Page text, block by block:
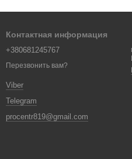
Контактная информация
+380681245767
Перезвонить вам?
Viber
Telegram
procentr819@gmail.com